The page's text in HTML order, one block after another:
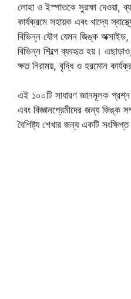
লোহা ও ইস্পাতকে সুরক্ষা দেওয়া,
কার্যক্রমে সহায়ক এবং খাদ্যে
বিভিন্ন যৌগ যেমন জিঙ্ক
বিভিন্ন শিল্পে ব্যবহৃত হয়।
ক্ষত নিরাময়, বৃদ্ধি ও হরমোন
এই ১০০টি সাধারণ জ্ঞানমূলক প্রশ্ন
এবং বিজ্ঞানপ্রেমীদের জন্য জিঙ্ক
বৈশিষ্ট্য শেখার জন্য একটি